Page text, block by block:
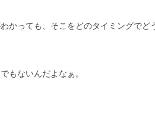
かっても、そこをどのタイミングでど
もないんだよなぁ。